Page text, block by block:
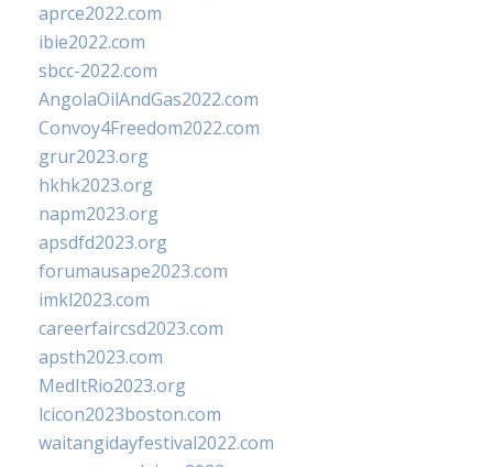
aprce2022.com
ibie2022.com
sbcc-2022.com
AngolaOilAndGas2022.com
Convoy4Freedom2022.com
grur2023.org
hkhk2023.org
napm2023.org
apsdfd2023.org
forumausape2023.com
imkl2023.com
careerfaircsd2023.com
apsth2023.com
MedItRio2023.org
lcicon2023boston.com
waitangidayfestival2022.com